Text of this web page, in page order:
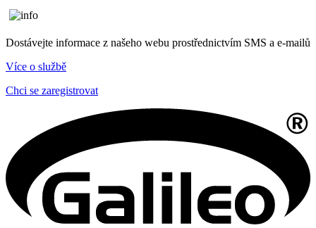
Dostávejte informace z našeho webu prostřednictvím SMS a e-mailů
Více o službě
Chci se zaregistrovat